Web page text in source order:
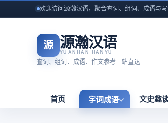
欢迎访问源瀚汉语，聚合查词、组词、成语与
源 源瀚汉语
YUANHAN HANYU
查词、组词、成语、作文参考一站直达
首页 字词成语 文史趣